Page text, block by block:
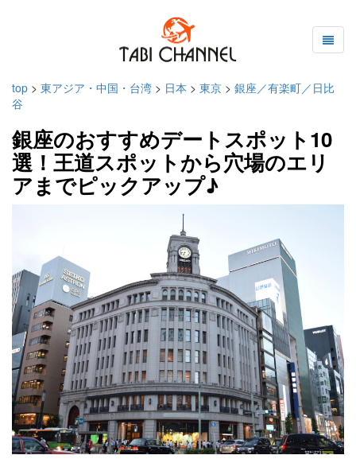
top > 東アジア・中国・台湾 > 日本 > 東京 > 銀座／有楽町／日比
谷
銀座のおすすめデートスポット10
選！王道スポットから穴場のエリ
アまでピックアップ♪